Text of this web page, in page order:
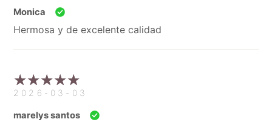
Monica
Hermosa y de excelente calidad
2026-03-03
marelys santos